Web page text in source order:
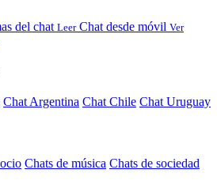
del chat Leer Chat desde móvil Ver
Chat Argentina Chat Chile Chat Uruguay
Chats de música Chats de sociedad